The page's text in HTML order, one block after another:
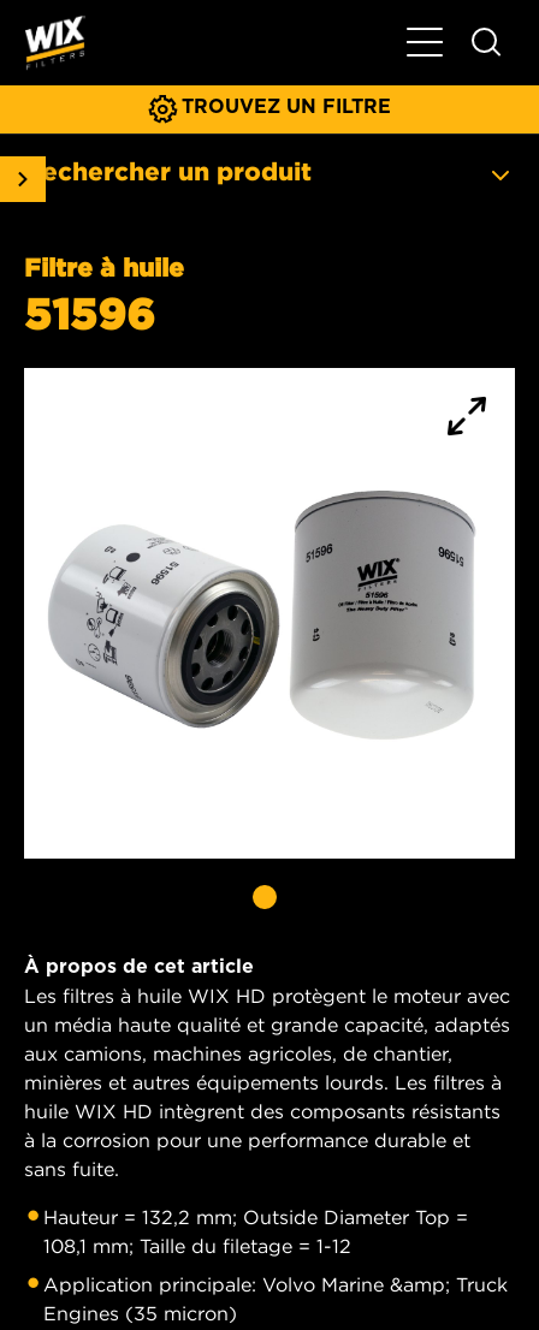
Basculer la
TROUVEZ UN FILTRE
Rechercher un produit
Filtre à huile
51596
À propos de cet article
Les filtres à huile WIX HD protègent le moteur avec
un média haute qualité et grande capacité, adaptés
aux camions, machines agricoles, de chantier,
minières et autres équipements lourds. Les filtres à
huile WIX HD intègrent des composants résistants
à la corrosion pour une performance durable et
sans fuite.
Hauteur = 132,2 mm; Outside Diameter Top =
108,1 mm; Taille du filetage = 1-12
Application principale: Volvo Marine &amp; Truck
Engines (35 micron)